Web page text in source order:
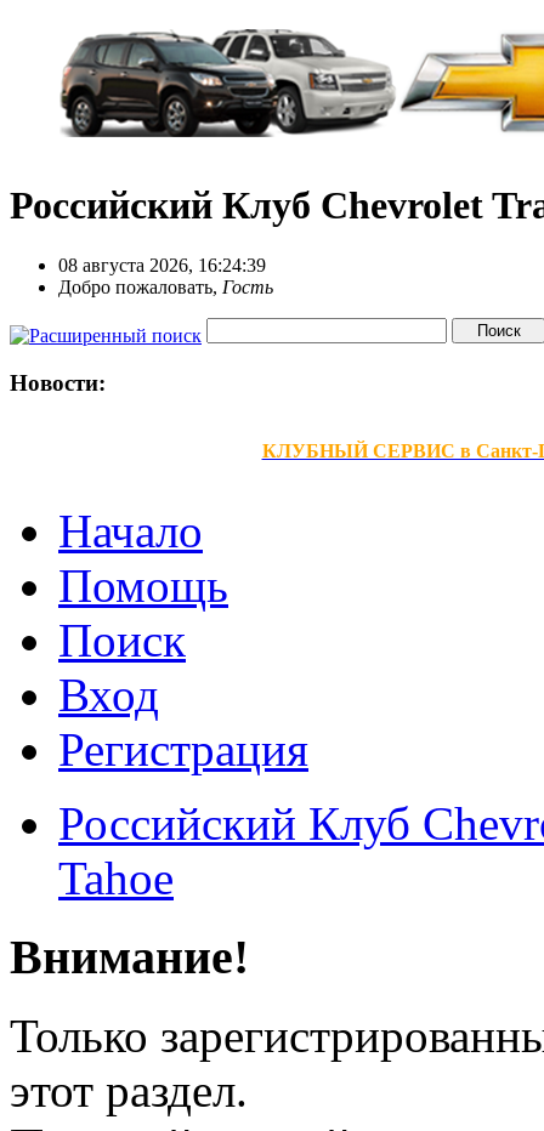
Российский Клуб Chevrolet
08 августа 2026, 16:24:39
Добро пожаловать, Гость
Новости:
КЛУБНЫЙ СЕРВИС в Санкт-
Начало
Помощь
Поиск
Вход
Регистрация
Российский Клуб
Tahoe
Внимание!
Только
этот раздел.